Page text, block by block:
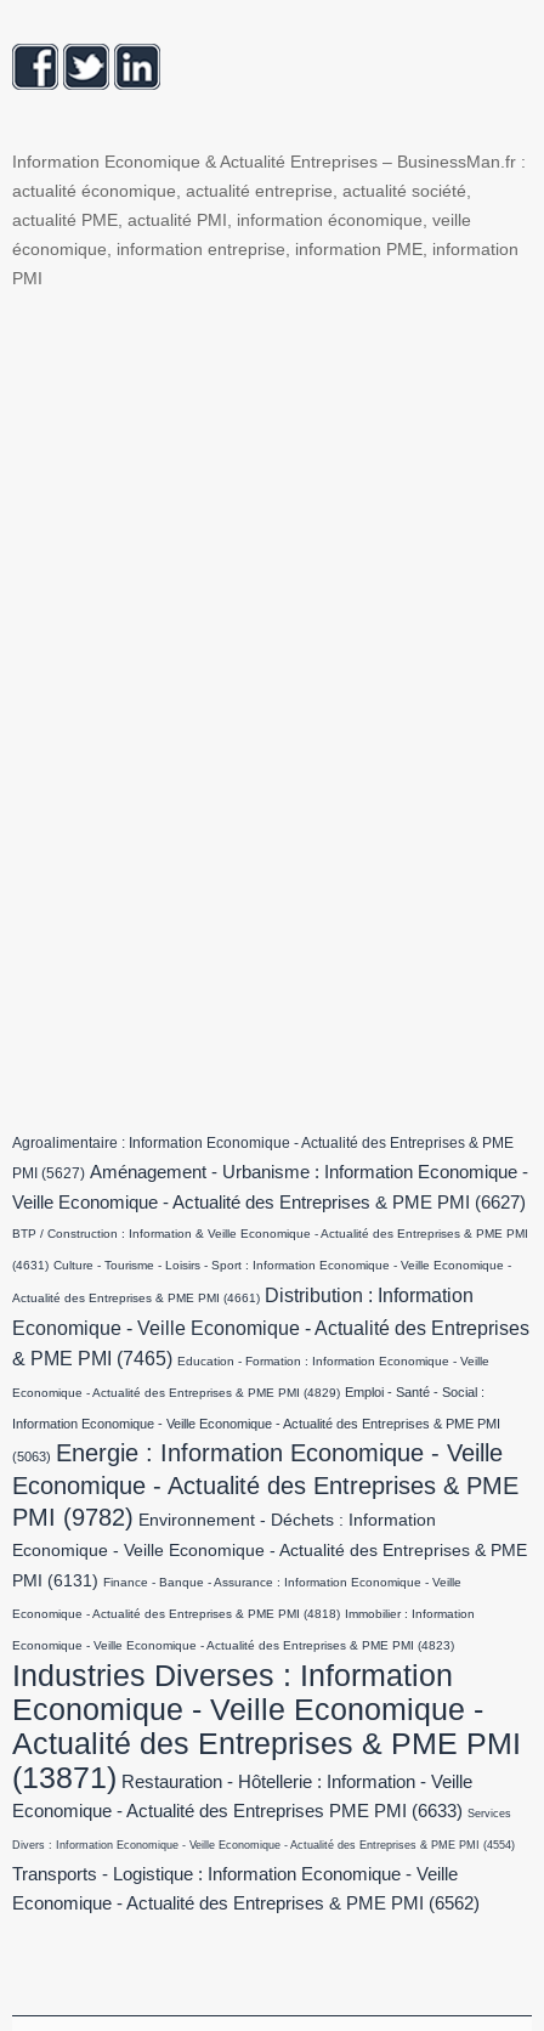
Information Economique & Actualité Entreprises – BusinessMan.fr :
actualité économique, actualité entreprise, actualité société,
actualité PME, actualité PMI, information économique, veille
économique, information entreprise, information PME, information
PMI
Agroalimentaire : Information Economique - Actualité des Entreprises & PME
PMI (5627) Aménagement - Urbanisme : Information Economique -
Veille Economique - Actualité des Entreprises & PME PMI
(6627)
BTP / Construction : Information & Veille Economique - Actualité des Entreprises & PME PMI
(4631) Culture - Tourisme - Loisirs - Sport : Information Economique - Veille Economique -
Actualité des Entreprises & PME PMI (4661) Distribution : Information
Economique - Veille Economique - Actualité des Entreprises
& PME PMI
(7465) Education - Formation : Information Economique - Veille
Economique - Actualité des Entreprises & PME PMI (4829) Emploi - Santé - Social :
Information Economique - Veille Economique - Actualité des Entreprises & PME PMI
(5063) Energie : Information Economique - Veille
Economique - Actualité des Entreprises & PME
PMI (9782) Environnement - Déchets : Information
Economique - Veille Economique - Actualité des Entreprises & PME
PMI
(6131) Finance - Banque - Assurance : Information Economique - Veille
Economique - Actualité des Entreprises & PME PMI (4818) Immobilier : Information
Economique - Veille Economique - Actualité des Entreprises & PME PMI (4823)
Industries Diverses : Information
Economique - Veille Economique -
Actualité des Entreprises & PME PMI
(13871) Restauration - Hôtellerie : Information - Veille
Economique - Actualité des Entreprises PME PMI
(6633) Services
Divers : Information Economique - Veille Economique - Actualité des Entreprises & PME PMI (4554)
Transports - Logistique : Information Economique - Veille
Economique - Actualité des Entreprises & PME PMI
(6562)